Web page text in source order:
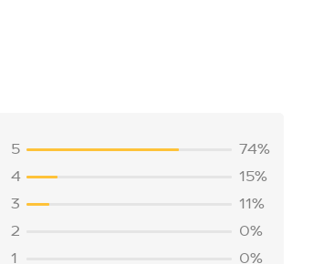
5
74%
4
15%
3
11%
2
0%
1
0%